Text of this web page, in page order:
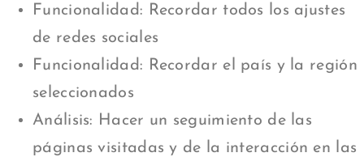
Funcionalidad: Recordar todos los ajustes
de redes sociales
Funcionalidad: Recordar el país y la región
seleccionados
Análisis: Hacer un seguimiento de las
páginas visitadas y de la interacción en las